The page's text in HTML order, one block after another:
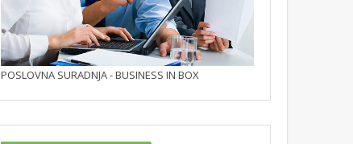
POSLOVNA SURADNJA - BUSINESS IN BOX